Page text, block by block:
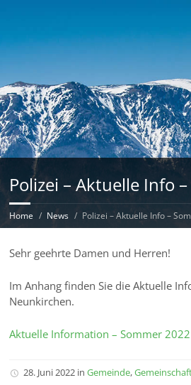
Polizei – Aktuelle Info
Home News Polizei – Aktuelle Info –
Sehr geehrte Damen und Herren!
Im Anhang finden Sie die Aktuelle
Neunkirchen.
Aktuelle Information – Sommer 2022
28. Juni 2022 in Gemeinde,